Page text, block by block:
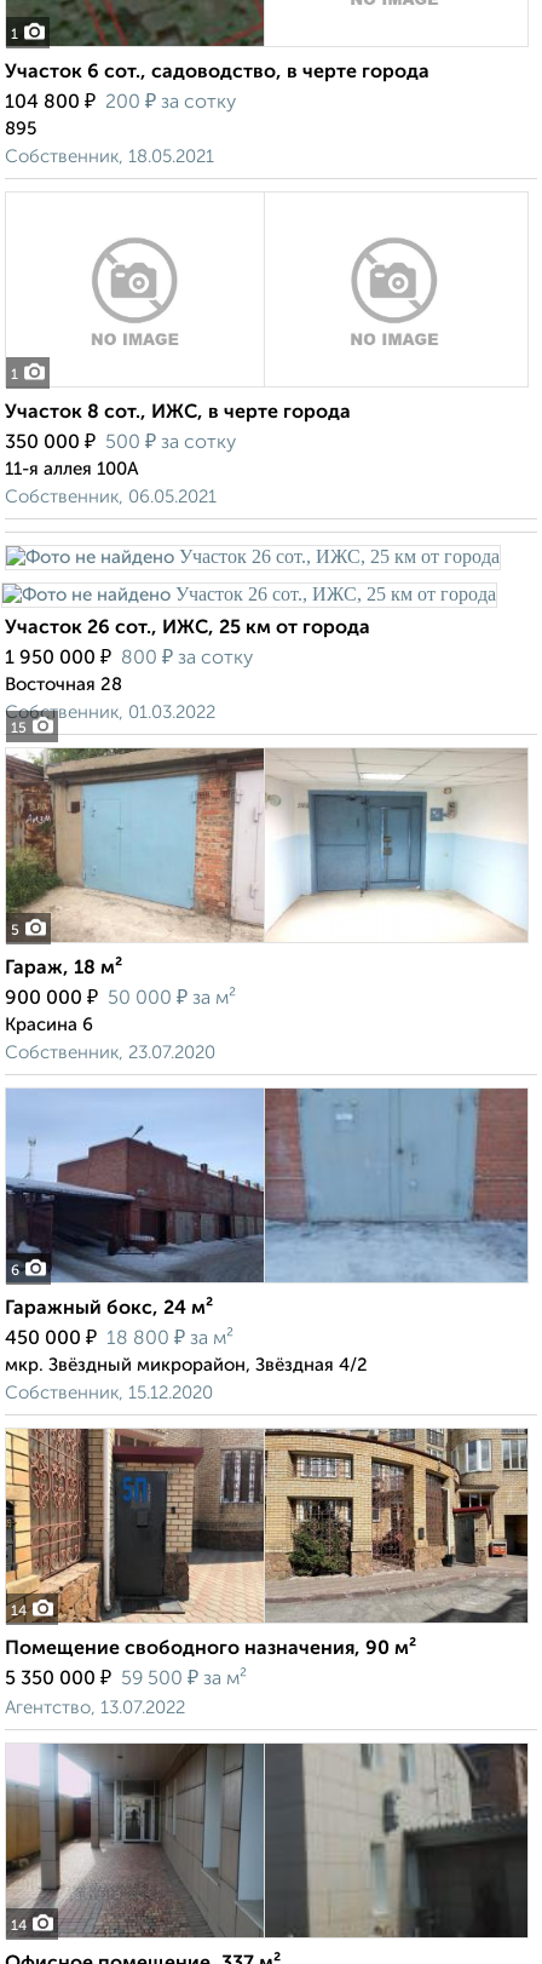
1
Участок 6 сот., садоводство, в черте города
104 800 ₽ 200 ₽ за сотку
895
Собственник, 18.05.2021
1
Участок 8 сот., ИЖС, в черте города
350 000 ₽ 500 ₽ за сотку
11-я аллея 100А
Собственник, 06.05.2021
15
Участок 26 сот., ИЖС, 25 км от города
1 950 000 ₽ 800 ₽ за сотку
Восточная 28
Собственник, 01.03.2022
5
Гараж, 18 м²
900 000 ₽ 50 000 ₽ за м²
Красина 6
Собственник, 23.07.2020
6
Гаражный бокс, 24 м²
450 000 ₽ 18 800 ₽ за м²
мкр. Звёздный микрорайон, Звёздная 4/2
Собственник, 15.12.2020
14
Помещение свободного назначения, 90 м²
5 350 000 ₽ 59 500 ₽ за м²
Агентство, 13.07.2022
14